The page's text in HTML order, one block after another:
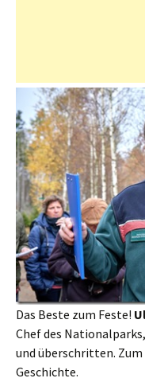
Das Beste zum Feste!
Chef des
und überschritten. Zum
Geschichte.